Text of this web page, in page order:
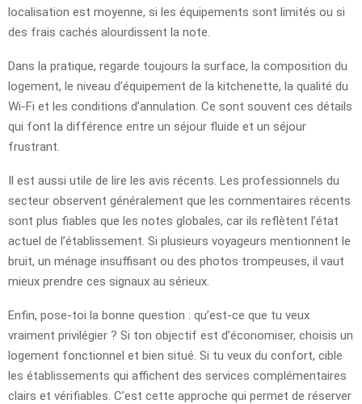
localisation est moyenne, si les équipements sont limités ou si
des frais cachés alourdissent la note.
Dans la pratique, regarde toujours la surface, la composition du
logement, le niveau d’équipement de la kitchenette, la qualité du
Wi-Fi et les conditions d’annulation. Ce sont souvent ces détails
qui font la différence entre un séjour fluide et un séjour
frustrant.
Il est aussi utile de lire les avis récents. Les professionnels du
secteur observent généralement que les commentaires récents
sont plus fiables que les notes globales, car ils reflètent l’état
actuel de l’établissement. Si plusieurs voyageurs mentionnent le
bruit, un ménage insuffisant ou des photos trompeuses, il vaut
mieux prendre ces signaux au sérieux.
Enfin, pose-toi la bonne question : qu’est-ce que tu veux
vraiment privilégier ? Si ton objectif est d’économiser, choisis un
logement fonctionnel et bien situé. Si tu veux du confort, cible
les établissements qui affichent des services complémentaires
clairs et vérifiables. C’est cette approche qui permet de réserver